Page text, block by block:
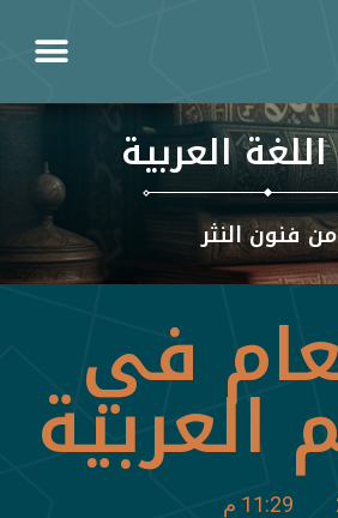
العربية
من فنون النثر
في
العربية
11:29 م